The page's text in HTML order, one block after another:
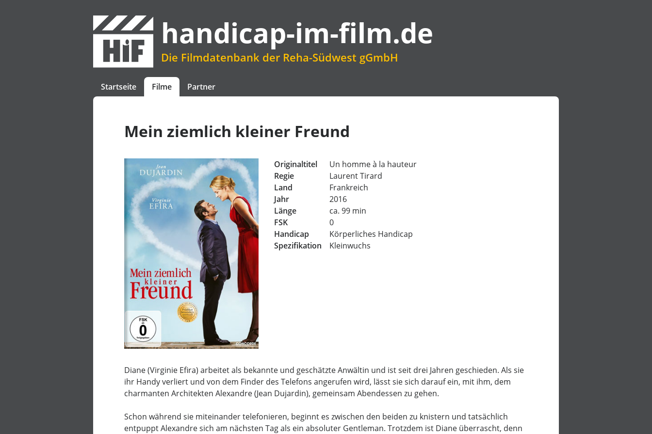
handicap-im-film.de
Die Filmdatenbank der Reha-Südwest gGmbH
Startseite Filme Partner
Mein ziemlich kleiner Freund
Originaltitel
Un homme à la hauteur
Regie
Laurent Tirard
Land
Frankreich
Jahr
2016
Länge
ca. 99 min
FSK
0
Handicap
Körperliches Handicap
Spezifikation
Kleinwuchs
Diane (Virginie Efira) arbeitet als bekannte und geschätzte Anwältin und ist seit drei Jahren geschieden. Als sie
ihr Handy verliert und von dem Finder des Telefons angerufen wird, lässt sie sich darauf ein, mit ihm, dem
charmanten Architekten Alexandre (Jean Dujardin), gemeinsam Abendessen zu gehen.
Schon während sie miteinander telefonieren, beginnt es zwischen den beiden zu knistern und tatsächlich
entpuppt Alexandre sich am nächsten Tag als ein absoluter Gentleman. Trotzdem ist Diane überrascht, denn